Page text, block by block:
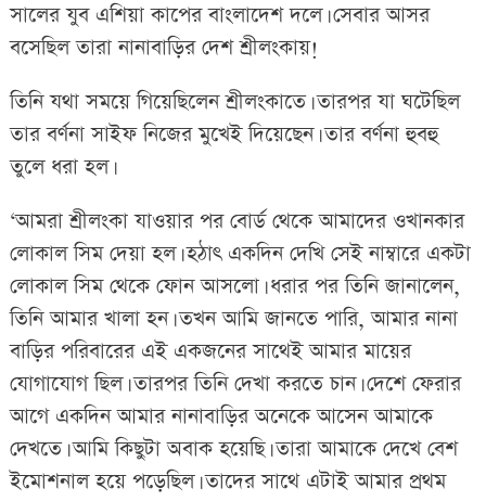
সালের যুব এশিয়া কাপের বাংলাদেশ দলে। সেবার আসর
বসেছিল তারা নানাবাড়ির দেশ শ্রীলংকায়!
তিনি যথা সময়ে গিয়েছিলেন শ্রীলংকাতে। তারপর যা ঘটেছিল
তার বর্ণনা সাইফ নিজের মুখেই দিয়েছেন। তার বর্ণনা হুবহু
তুলে ধরা হল।
‘আমরা শ্রীলংকা যাওয়ার পর বোর্ড থেকে আমাদের ওখানকার
লোকাল সিম দেয়া হল। হঠাৎ একদিন দেখি সেই নাম্বারে একটা
লোকাল সিম থেকে ফোন আসলো। ধরার পর তিনি জানালেন,
তিনি আমার খালা হন। তখন আমি জানতে পারি, আমার নানা
বাড়ির পরিবারের এই একজনের সাথেই আমার মায়ের
যোগাযোগ ছিল। তারপর তিনি দেখা করতে চান। দেশে ফেরার
আগে একদিন আমার নানাবাড়ির অনেকে আসেন আমাকে
দেখতে। আমি কিছুটা অবাক হয়েছি। তারা আমাকে দেখে বেশ
ইমোশনাল হয়ে পড়েছিল। তাদের সাথে এটাই আমার প্রথম